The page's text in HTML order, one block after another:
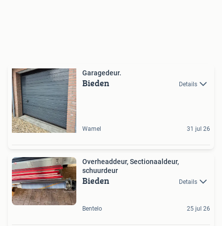
Garagedeur.
Bieden Details
Wamel 31 jul 26
Overheaddeur, Sectionaaldeur,
schuurdeur
Bieden Details
Bentelo 25 jul 26